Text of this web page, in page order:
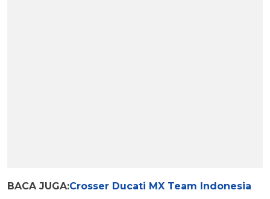
BACA JUGA:Crosser Ducati MX Team Indonesia